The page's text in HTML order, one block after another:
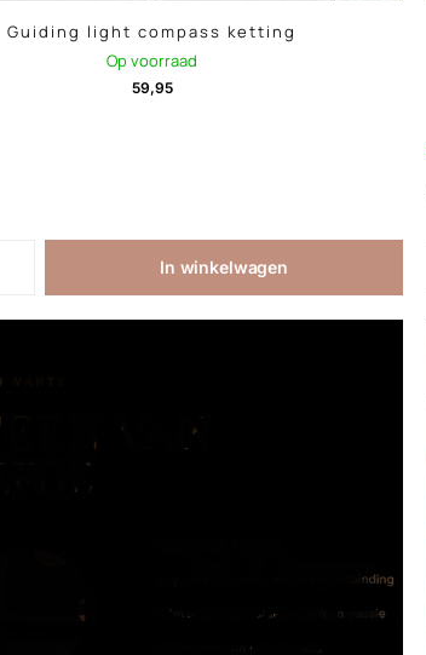
Guiding light compass ketting
Op voorraad
59,95
In winkelwagen